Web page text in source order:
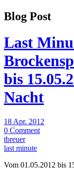
Blog Post
Last
bis
Nacht
18 Apr. 2012
0 Comment
tbreuer
last minute
Vom 01.05.2012 bis